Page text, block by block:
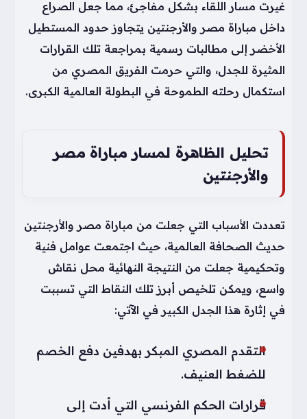
غيرت مسار اللقاء بشكل مفاجئ، مما جعل الصراع
داخل مباراة مصر والأرجنتين يتجاوز حدود المستطيل
الأخضر إلى مطالبات رسمية بمراجعة تلك القرارات
المثيرة للجدل، والتي حرمت الفريق المصري من
استكمال رحلته الطموحة في البطولة العالمية الكبرى.
تحليل الظاهرة لمسار مباراة مصر
والأرجنتين
تعددت الأسباب التي جعلت من مباراة مصر والأرجنتين
حديث الصحافة العالمية، حيث اجتمعت عوامل فنية
وتحكيمية جعلت من النتيجة النهائية محل نقاش
واسع، ويمكن تلخيص أبرز تلك النقاط التي تسببت
في إثارة هذا الجدل الكبير في الآتي:
التقدم المصري المبكر بهدفين دفع الخصم
للضغط العنيف.
قرارات الحكم الفرنسي التي أدت إلى